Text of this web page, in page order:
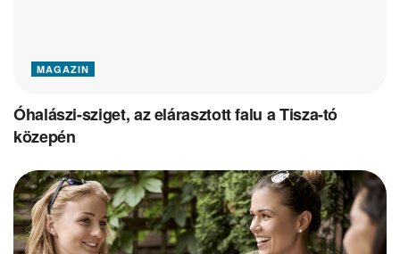
MAGAZIN
Óhalászi-sziget, az elárasztott falu a Tisza-tó
közepén